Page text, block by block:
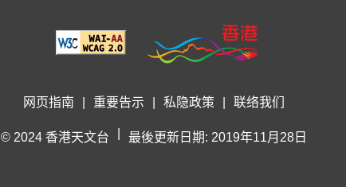
网页指南 重要告示 私隐政策 联络我们
© 2024 香港天文台 最後更新日期: 2019年11月28日